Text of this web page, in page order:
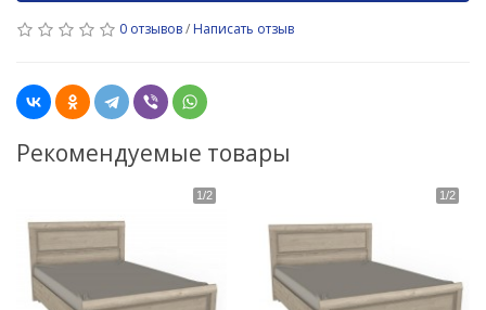
0 отзывов/ Написать отзыв
Рекомендуемые товары